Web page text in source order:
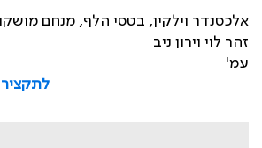
אלכסנדר וילקין, בטסי הלף, מנחם
זהר לוי וירון ניב
עמ'
לתקציר